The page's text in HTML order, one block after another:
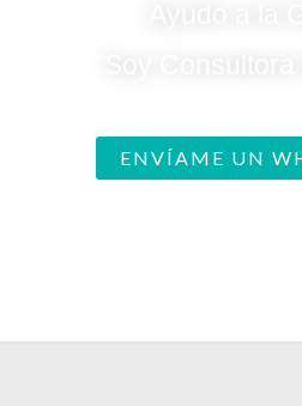
ENVÍAME UN